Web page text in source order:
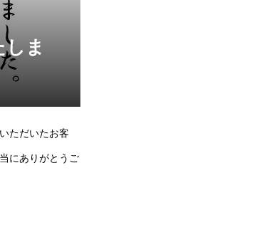
ま
ただいたお客
にありがとうご